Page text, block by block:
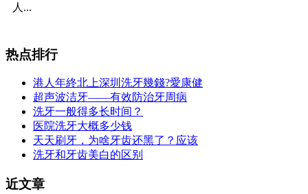
人...
热点排行
港人年終北上深圳洗牙幾錢?愛康健
超声波洁牙——有效防治牙周病
洗牙一般得多长时间？
医院洗牙大概多少钱
天天刷牙，为啥牙齿还黑了？应该
洗牙和牙齿美白的区别
近文章